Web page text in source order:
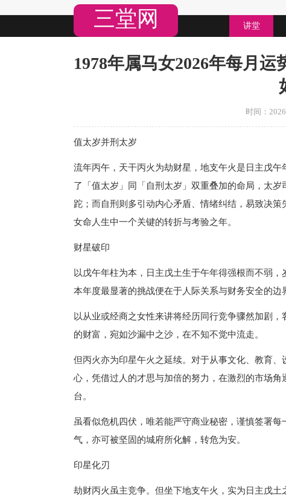
三堂网 讲堂
1978年属马女2026年每月运
时间：
值太岁并刑太岁
流年丙午，天干丙火为劫财星，地支午火是日主戊
了「值太岁」同「自刑太岁」双重叠加的命局，太
跎；而自刑则多引动内心矛盾、情绪纠结，易致决
女命人生中一个关键的转折与考验之年。
财星破印
以戊午年柱为本，日主戊土生于午年得强根而不弱
本年度最显著的挑战便在于人际关系与财务安全的边
以从业或经商之女性来讲将经历同行竞争骤然加剧
的财富，宛如沙漏中之沙，在不知不觉中流走。
但丙火亦为印星午火之延续。对于从事文化、教育
心，凭借过人的才思与加倍的努力，在激烈的市场
台。
虽看似危机四伏，唯若能严守商业秘密，谨慎签署
气，亦可被坚固的城府所化解，转危为安。
印星化刃
劫财丙火虽主竞争。但坐下地支午火，实为日主戊